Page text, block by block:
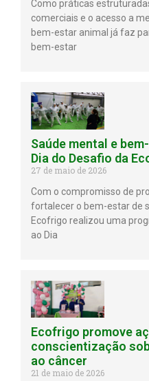
Como práticas
comerciais e o acesso a
bem-estar animal já faz
bem-estar
Saúde mental e
Dia do Desafio da
27 de maio de 2026
Com o compromisso de
fortalecer o bem-estar de
Ecofrigo realizou uma
ao Dia
Ecofrigo promove
conscientização
ao câncer
21 de maio de 2026